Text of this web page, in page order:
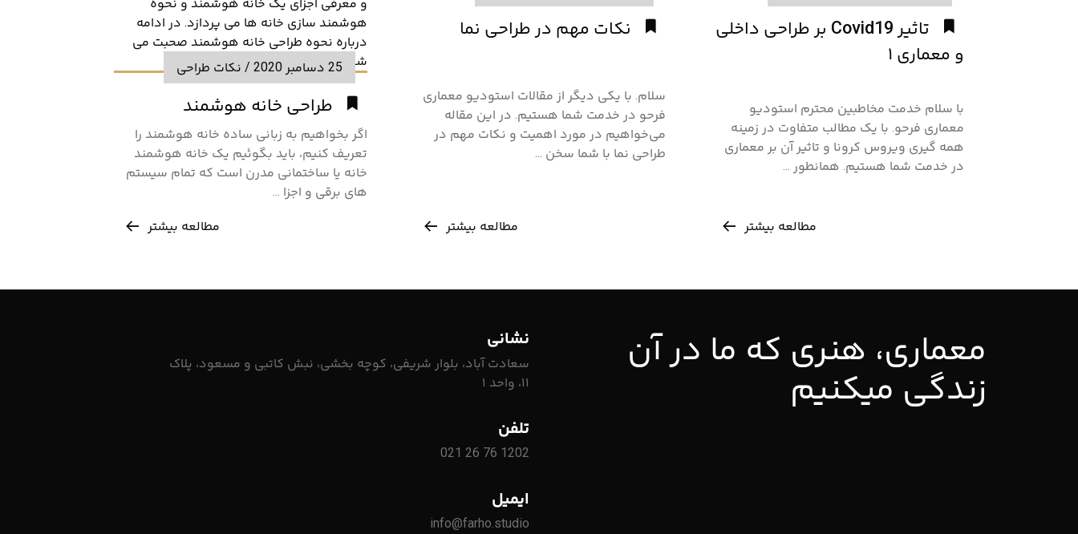
تاثیر Covid19 بر طراحی داخلی
و معماری ۱
با سلام خدمت مخاطبین محترم استودیو
معماری فرحو. با یک مطالب متفاوت در زمینه
همه گیری ویروس کرونا و تاثیر آن بر معماری
در خدمت شما هستیم. همانطور ...
مطالعه بیشتر
نکات مهم در طراحی نما
سلام. با یکی دیگر از مقالات استودیو معماری
فرحو در خدمت شما هستیم. در این مقاله
می‌خواهیم در مورد اهمیت و نکات مهم در
طراحی نما با شما سخن ...
مطالعه بیشتر
25 دسامبر 2020 / نکات طراحی
طراحی خانه هوشمند
اگر بخواهیم به زبانی ساده خانه هوشمند را
تعریف کنیم، باید بگوئیم یک خانه هوشمند
خانه یا ساختمانی مدرن است که تمام سیستم
های برقی و اجزا ...
مطالعه بیشتر
معماری، هنری که ما در آن
زندگی میکنیم
نشانی
سعادت آباد، بلوار شریفی، کوچه بخشی، نبش کاتبی و مسعود، پلاک
۱۱، واحد ۱
تلفن
021 26 76 1202
ایمیل
info@farho.studio